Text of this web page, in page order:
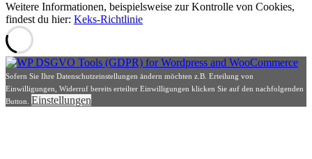
Weitere Informationen, beispielsweise zur Kontrolle von Cookies,
findest du hier: Keks-Richtlinie
Sofern Sie Ihre Datenschutzeinstellungen ändern möchten z.B. Erteilung von
Einwilligungen, Widerruf bereits erteilter Einwilligungen klicken Sie auf den nachfolgenden
Button. Einstellungen